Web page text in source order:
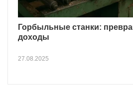
Горбыльные станки:
доходы
27.08.2025